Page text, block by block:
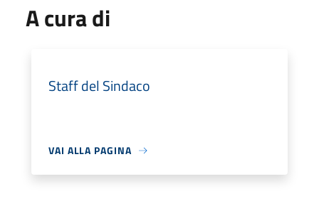
A cura di
Staff del Sindaco
VAI ALLA PAGINA